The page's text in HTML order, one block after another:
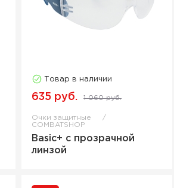
Товар в наличии
635 руб. 1 060 руб.
Очки защитные
COMBATSHOP
Basic+ с прозрачной
линзой